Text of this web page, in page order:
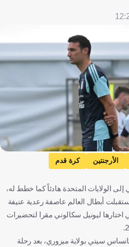
الأرجنتين كرة قدم
الولايات المتحدة هادئاً كما خطط له،
أبطال العالم عاصفة رعدية عنيفة
ليونيل سكالوني مقرا لتحضيرات
سيتي بولاية ميزوري، بعد رحلة